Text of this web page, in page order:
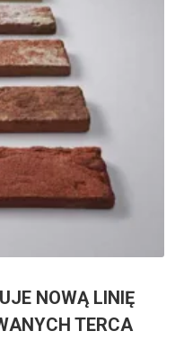
NOWĄ LINIĘ
TERCA